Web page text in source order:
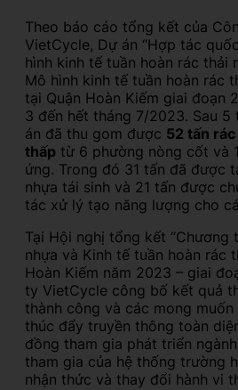
Theo báo cáo tổng kết của
VietCycle, Dự án “Hợp tác
hình kinh tế tuần hoàn rác thải
Mô hình kinh tế tuần hoàn rác
tại Quận Hoàn Kiếm giai đoạn
3 đến hết tháng 7/2023. Sau 5
án đã thu gom được 52 tấn
thấp từ 6 phường nòng cốt và
ứng. Trong đó 31 tấn đã được
nhựa tái sinh và 21 tấn được
tác xử lý tạo năng lượng cho
Tại Hội nghị tổng kết “Chương
nhựa và Kinh tế tuần hoàn rác
Hoàn Kiếm năm 2023 – giai
ty VietCycle công bố kết quả
thành công và các mong muốn
thúc đẩy truyền thông toàn
đồng tham gia phát triển
tham gia của hệ thống trường
nhận thức và thay đổi hành vi